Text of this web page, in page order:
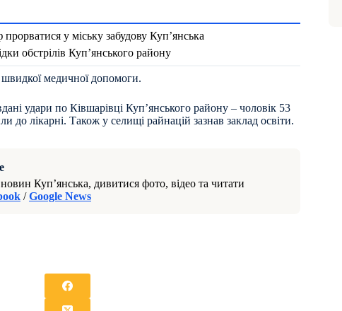
у міську забудову Куп’янська
обстрілів Куп’янського району
медичної допомоги.
удари по Ківшарівці Куп’янського району – чоловік 53
до лікарні. Також у селищі райнацій зазнав заклад освіти.
Куп’янська, дивитися фото, відео та читати
/Google News